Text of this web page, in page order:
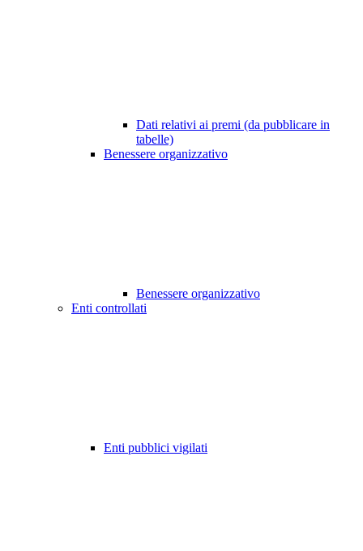
Dati relativi ai premi (da pubblicare in
tabelle)
Benessere organizzativo
Benessere organizzativo
Enti controllati
Enti pubblici vigilati